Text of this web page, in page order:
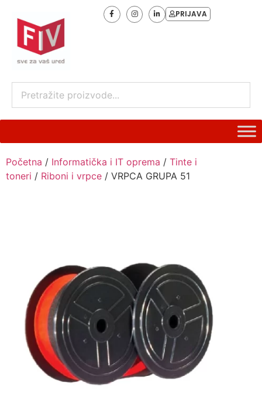
PRIJAVA
Početna / Informatička i IT oprema / Tinte i
toneri / Riboni i vrpce / VRPCA GRUPA 51